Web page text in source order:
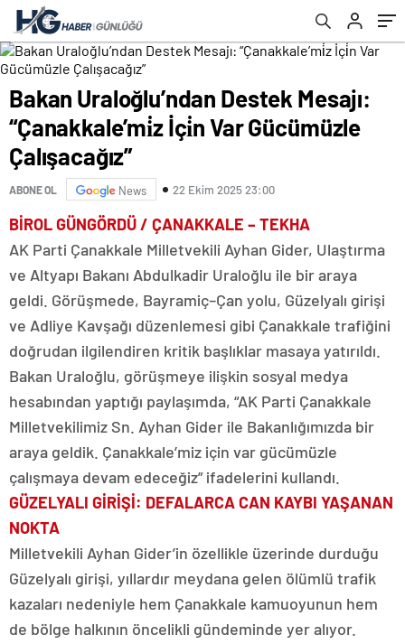
Çalışacağız”
Bakan Uraloğlu’ndan Destek Mesajı:
“Çanakkale’mi̇z İçi̇n Var Gücümüzle
Çalışacağız”
ABONE OL News 22 Ekim 2025 23:00
BİROL GÜNGÖRDÜ / ÇANAKKALE – TEKHA
AK Parti Çanakkale Milletvekili Ayhan Gider, Ulaştırma
ve Altyapı Bakanı Abdulkadir Uraloğlu ile bir araya
geldi. Görüşmede, Bayramiç–Çan yolu, Güzelyalı girişi
ve Adliye Kavşağı düzenlemesi gibi Çanakkale trafiğini
doğrudan ilgilendiren kritik başlıklar masaya yatırıldı.
Bakan Uraloğlu, görüşmeye ilişkin sosyal medya
hesabından yaptığı paylaşımda, “AK Parti Çanakkale
Milletvekilimiz Sn. Ayhan Gider ile Bakanlığımızda bir
araya geldik. Çanakkale’miz için var gücümüzle
çalışmaya devam edeceğiz” ifadelerini kullandı.
GÜZELYALI GİRİŞİ: DEFALARCA CAN KAYBI YAŞANAN
NOKTA
Milletvekili Ayhan Gider’in özellikle üzerinde durduğu
Güzelyalı girişi, yıllardır meydana gelen ölümlü trafik
kazaları nedeniyle hem Çanakkale kamuoyunun hem
de bölge halkının öncelikli gündeminde yer alıyor.